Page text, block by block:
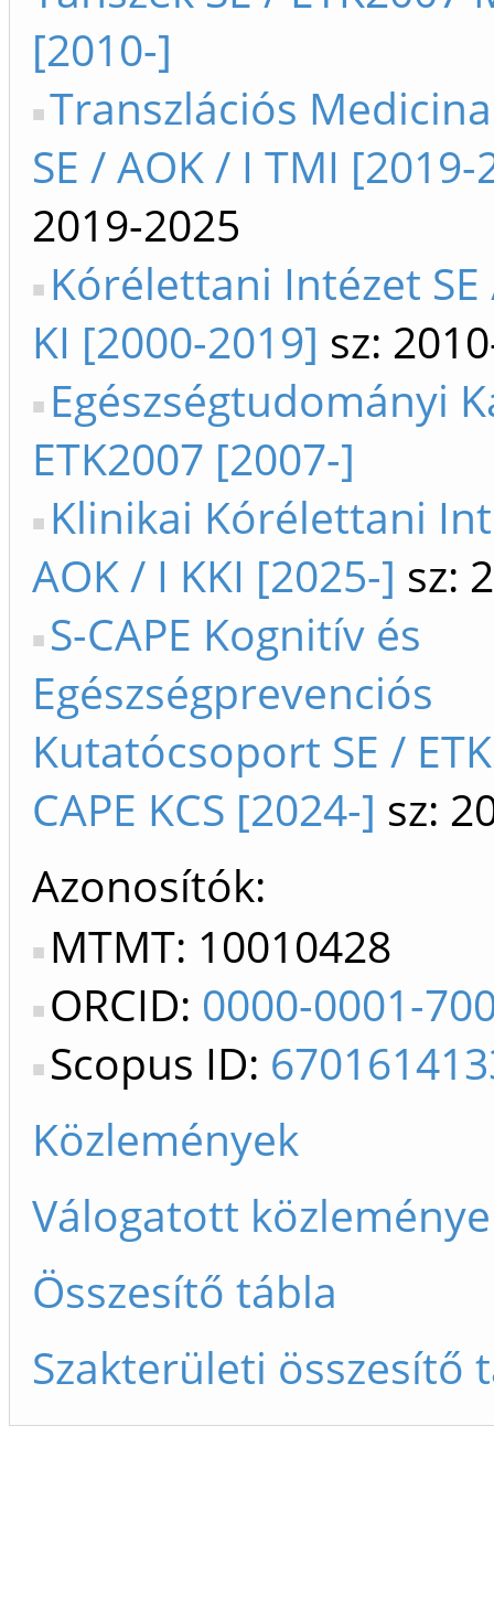
[2010-]
Transzlációs
SE / AOK / I TMI
2019-2025
Kórélettani Intézet SE
KI [2000-2019] sz:
Egészségtudományi
ETK2007 [2007-]
Klinikai Kórélettani
AOK / I KKI [2025-] sz:
S-CAPE Kognitív és
Egészségprevenciós
Kutatócsoport SE /
CAPE KCS [2024-] sz:
Azonosítók
MTMT: 10010428
ORCID: 0000-0001-
Scopus ID:
Közlemények
Válogatott
Összesítő tábla
Szakterületi összesítő